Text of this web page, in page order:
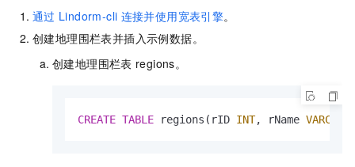
通过 Lindorm-cli 连接并使用宽表引擎。
创建地理围栏表并插入示例数据。
创建地理围栏表 regions。
CREATE TABLE regions(rID INT, rName VARCHAR